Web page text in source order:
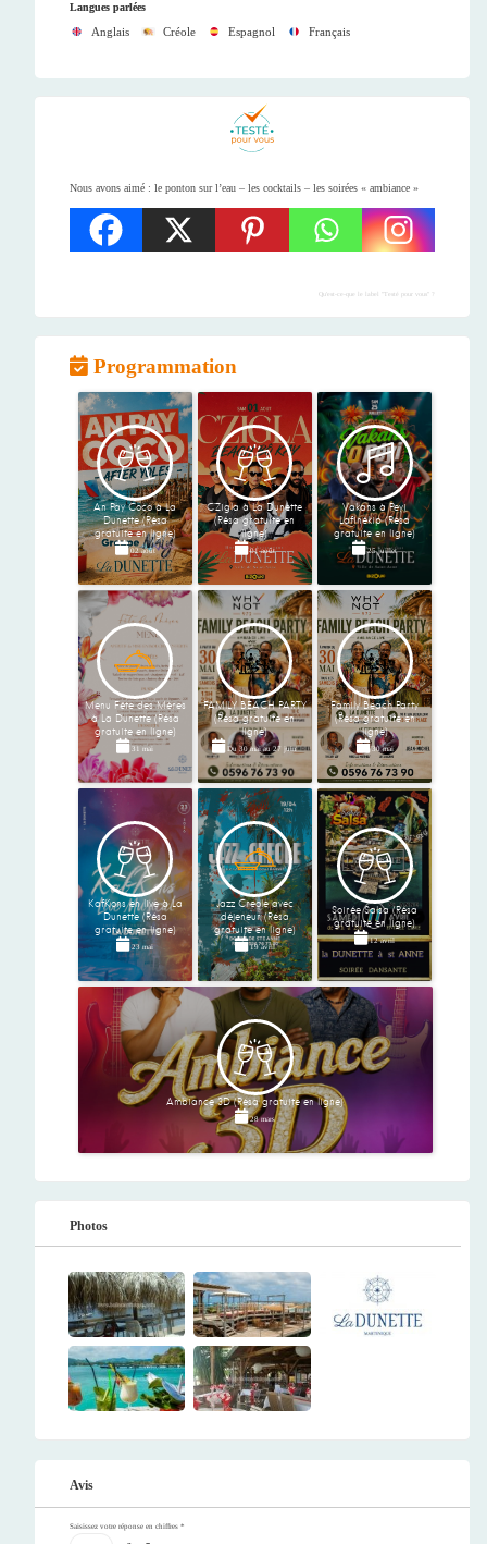
Langues parlées
Anglais Créole Espagnol Français
Nous avons aimé : le ponton sur l’eau – les cocktails – les soirées « ambiance »
Qu'est-ce-que le label "Testé pour vous" ?
Programmation
An Pay Coco à La
Dunette (Résa
gratuite en ligne)
02 août
C'Zigla à La Dunette
(Résa gratuite en
ligne)
01 août
Vakans à Peyi
Lafinékip (Résa
gratuite en ligne)
25 juillet
Menu Fête des Mères
à La Dunette (Résa
gratuite en ligne)
31 mai
FAMILY BEACH PARTY
(Résa gratuite en
ligne)
Du30 maiau27 juin
Family Beach Party
(Résa gratuite en
ligne)
30 mai
KafKons en live à La
Dunette (Résa
gratuite en ligne)
23 mai
Jazz Creole avec
déjeneur (Résa
gratuite en ligne)
19 avril
Soirée Salsa (Résa
gratuite en ligne)
12 avril
Ambiance 3D (Résa gratuite en ligne)
28 mars
Photos
Avis
Saisissez votre réponse en chiffres *